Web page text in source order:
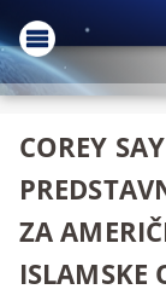
COREY
ZA
ISLAMSKE